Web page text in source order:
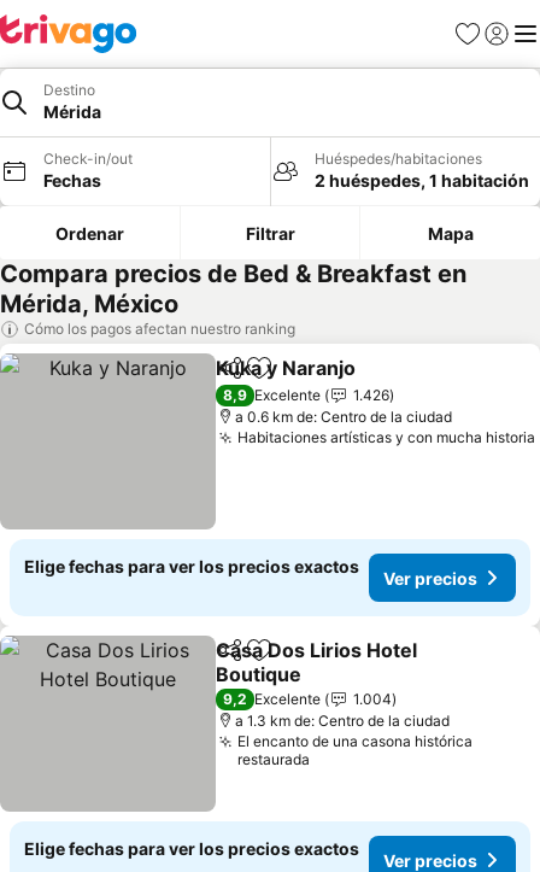
Favoritos
Iniciar
Destino
Mérida
Check-in/out
Fechas
Huéspedes/habitaciones
2 huéspedes, 1 habitación
Ordenar Filtrar Mapa
Compara precios de Bed & Breakfast en
Mérida, México
Cómo los pagos afectan nuestro ranking
CompartirAgregar a favoritos
Kuka y Naranjo
8,9 Excelente
1.426
a 0.6 km de: Centro de la ciudad
Habitaciones artísticas y con mucha historia
Elige fechas para ver los precios exactos
Ver precios
CompartirAgregar a favoritos
Casa Dos Lirios Hotel
Boutique
9,2 Excelente
1.004
a 1.3 km de: Centro de la ciudad
El encanto de una casona histórica
restaurada
Elige fechas para ver los precios exactos
Ver precios